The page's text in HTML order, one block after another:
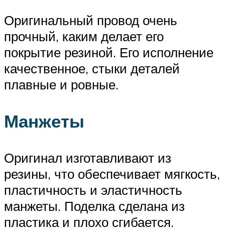
Оригинальный провод очень
прочный, каким делает его
покрытие резиной. Его исполнение
качественное, стыки деталей
плавные и ровные.
Манжеты
Оригинал изготавливают из
резины, что обеспечивает мягкость,
пластичность и эластичность
манжеты. Поделка сделана из
пластика и плохо сгибается.